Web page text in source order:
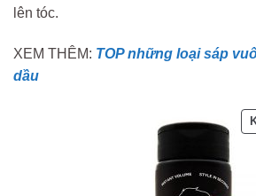
lên tóc.
XEM THÊM: TOP những loại sáp
dầu